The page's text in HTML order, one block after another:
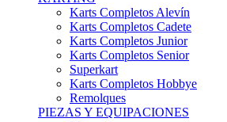
Karts Completos Alevín
Karts Completos Cadete
Karts Completos Junior
Karts Completos Senior
Superkart
Karts Completos Hobbye
Remolques
PIEZAS Y EQUIPACIONES